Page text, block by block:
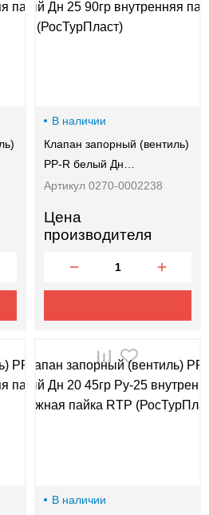
В наличии
Клапан запорный (вентиль)
PP-R белый Дн…
Артикул 0270-0002238
Цена
производителя
В наличии